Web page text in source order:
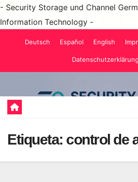
- Security Storage und Channel
Information Technology -
Deutsch Español English
Datenschutzerklärung
Etiqueta: control de